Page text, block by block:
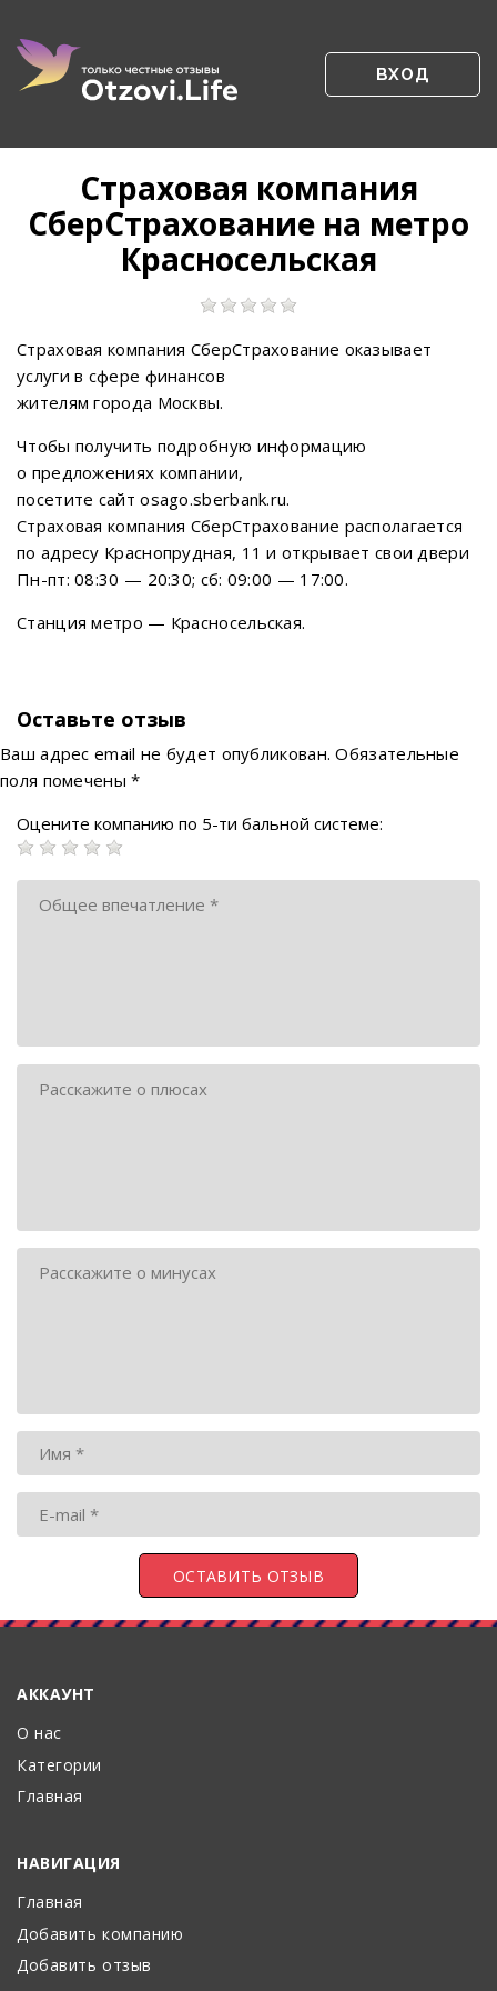
ВХОД
Страховая компания
СберСтрахование на метро
Красносельская
Страховая компания СберСтрахование оказывает
услуги в сфере финансов
жителям города Москвы.
Чтобы получить подробную информацию
о предложениях компании,
посетите сайт osago.sberbank.ru.
Страховая компания СберСтрахование располагается
по адресу Краснопрудная, 11 и открывает свои двери
Пн-пт: 08:30 — 20:30; сб: 09:00 — 17:00.
Станция метро — Красносельская.
Оставьте отзыв
Ваш адрес email не будет опубликован. Обязательные
поля помечены*
Оцените компанию по 5-ти бальной системе:
АККАУНТ
О нас
Категории
Главная
НАВИГАЦИЯ
Главная
Добавить компанию
Добавить отзыв